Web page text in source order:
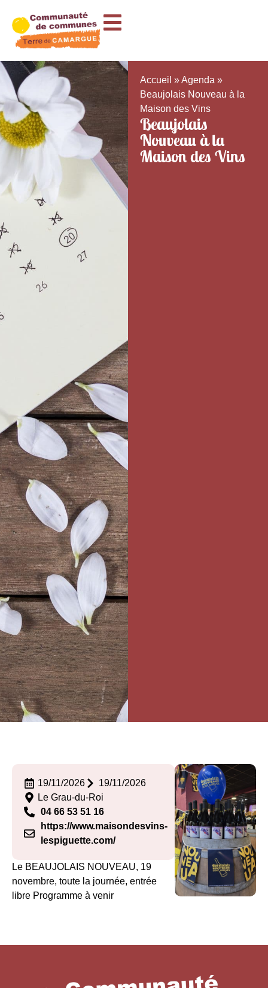
Accueil »Agenda »
Beaujolais Nouveau à la
Maison des Vins
Beaujolais
Nouveau à la
Maison des Vins
19/11/2026
19/11/2026
Le Grau-du-Roi
04 66 53 51 16
https://www.maisondesvins-
lespiguette.com/
Le BEAUJOLAIS NOUVEAU, 19
novembre, toute la journée, entrée
libre Programme à venir